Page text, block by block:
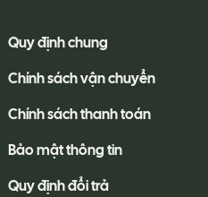
Quy định chung
Chính sách vận chuyển
Chính sách thanh toán
Bảo mật thông tin
Quy định đổi trả